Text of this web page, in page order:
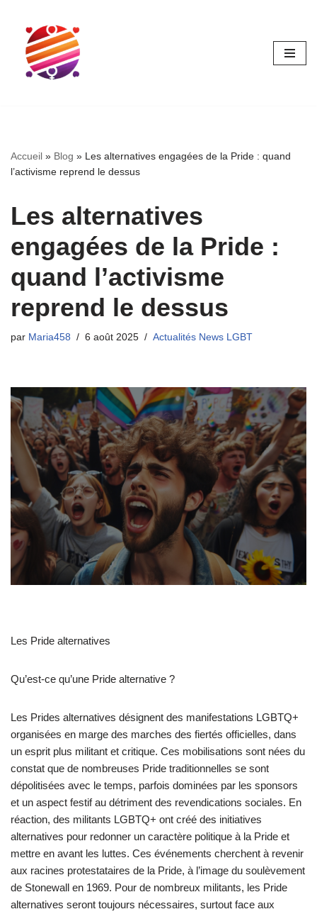
Aller
contenu
Accueil » Blog » Les alternatives engagées de la Pride : quand
l’activisme reprend le dessus
Les alternatives
engagées de la Pride :
quand l’activisme
reprend le dessus
par Maria458 6 août 2025 Actualités News LGBT
Les Pride alternatives
Qu’est-ce qu’une Pride alternative ?
Les Prides alternatives désignent des manifestations LGBTQ+
organisées en marge des marches des fiertés officielles, dans
un esprit plus militant et critique. Ces mobilisations sont nées du
constat que de nombreuses Pride traditionnelles se sont
dépolitisées avec le temps, parfois dominées par les sponsors
et un aspect festif au détriment des revendications sociales. En
réaction, des militants LGBTQ+ ont créé des initiatives
alternatives pour redonner un caractère politique à la Pride et
mettre en avant les luttes. Ces événements cherchent à revenir
aux racines protestataires de la Pride, à l’image du soulèvement
de Stonewall en 1969. Pour de nombreux militants, les Pride
alternatives seront toujours nécessaires, surtout face aux